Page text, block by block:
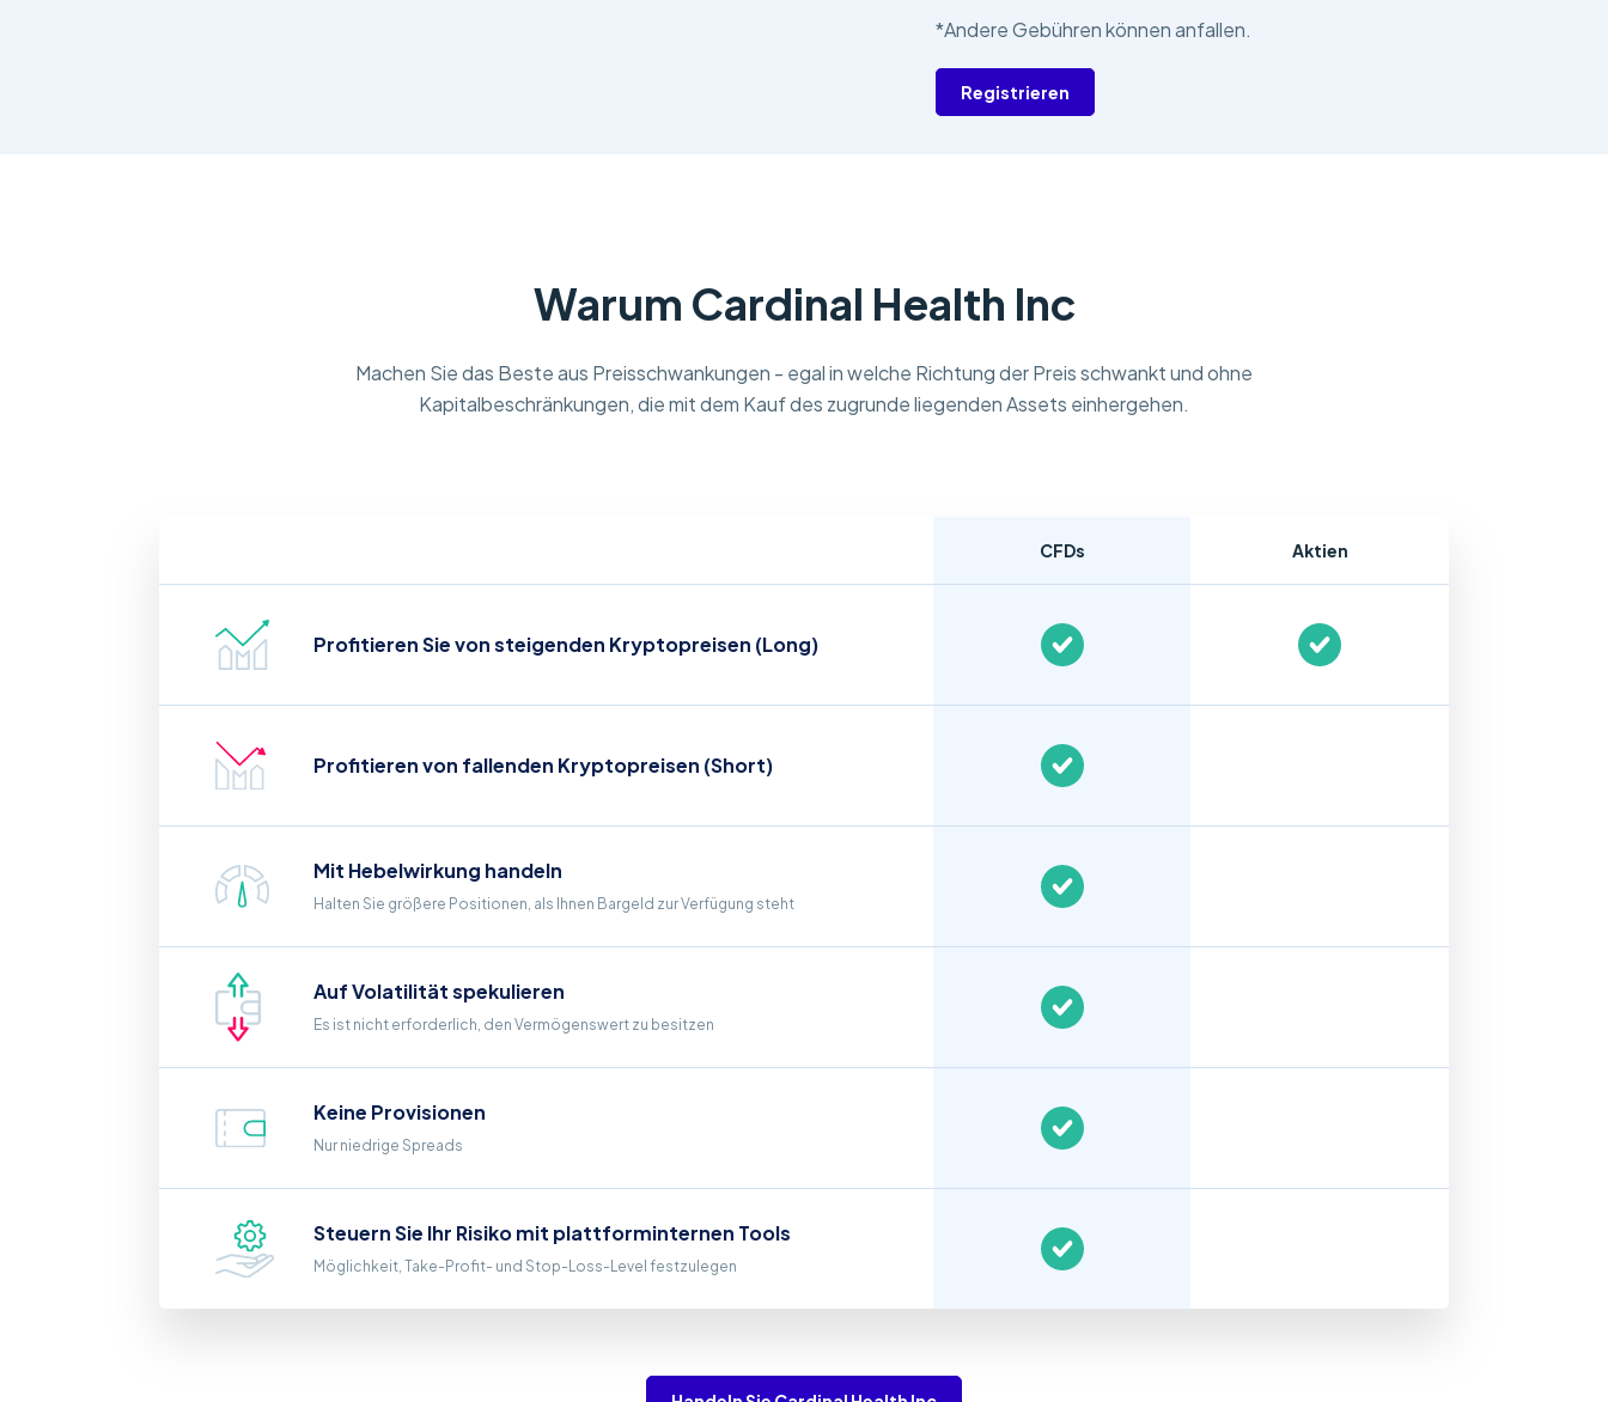
*Andere Gebühren können anfallen.
Registrieren
Warum Cardinal Health Inc
Machen Sie das Beste aus Preisschwankungen - egal in welche Richtung der Preis schwankt und ohne
Kapitalbeschränkungen, die mit dem Kauf des zugrunde liegenden Assets einhergehen.
CFDs Aktien
Profitieren Sie von steigenden Kryptopreisen (Long)
Profitieren von fallenden Kryptopreisen (Short)
Mit Hebelwirkung handeln
Halten Sie größere Positionen, als Ihnen Bargeld zur Verfügung steht
Auf Volatilität spekulieren
Es ist nicht erforderlich, den Vermögenswert zu besitzen
Keine Provisionen
Nur niedrige Spreads
Steuern Sie Ihr Risiko mit plattforminternen Tools
Möglichkeit, Take-Profit- und Stop-Loss-Level festzulegen